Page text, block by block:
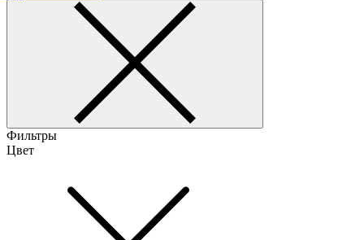
Фильтры
Цвет